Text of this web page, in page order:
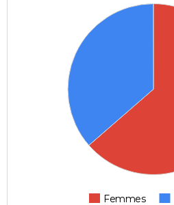
Femmes